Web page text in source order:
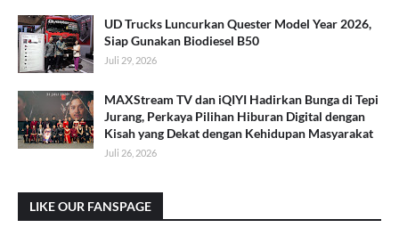
UD Trucks Luncurkan Quester Model Year 2026,
Siap Gunakan Biodiesel B50
Juli 29, 2026
MAXStream TV dan iQIYI Hadirkan Bunga di Tepi
Jurang, Perkaya Pilihan Hiburan Digital dengan
Kisah yang Dekat dengan Kehidupan Masyarakat
Juli 26, 2026
LIKE OUR FANSPAGE